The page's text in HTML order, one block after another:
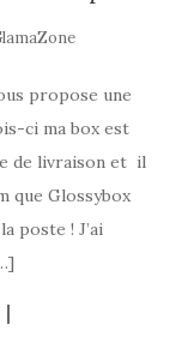
propose une
ci ma box est
de livraison et il
que Glossybox
poste ! J’ai